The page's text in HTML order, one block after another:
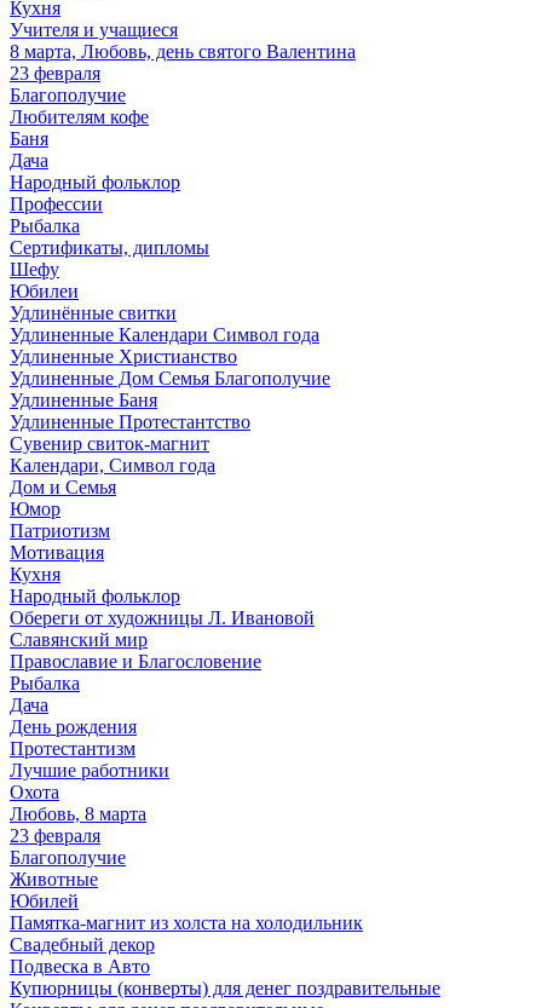
Кухня
Учителя и учащиеся
8 марта, Любовь, день святого Валентина
23 февраля
Благополучие
Любителям кофе
Баня
Дача
Народный фольклор
Профессии
Рыбалка
Сертификаты, дипломы
Шефу
Юбилеи
Удлинённые свитки
Удлиненные Календари Символ года
Удлиненные Христианство
Удлиненные Дом Семья Благополучие
Удлиненные Баня
Удлиненные Протестантство
Сувенир свиток-магнит
Календари, Символ года
Дом и Семья
Юмор
Патриотизм
Мотивация
Кухня
Народный фольклор
Обереги от художницы Л. Ивановой
Славянский мир
Православие и Благословение
Рыбалка
Дача
День рождения
Протестантизм
Лучшие работники
Охота
Любовь, 8 марта
23 февраля
Благополучие
Животные
Юбилей
Памятка-магнит из холста на холодильник
Свадебный декор
Подвеска в Авто
Купюрницы (конверты) для денег поздравительные